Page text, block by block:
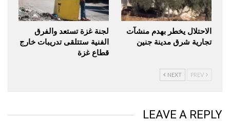
الاحتلال يخطر بهدم منشآت
تجارية شرق مدينة جنين
لجنة غزة تستعد والفرق
الفنية ستتلقى تدريبات خارج
قطاع غزة
NEXT
LEAVE A REPLY